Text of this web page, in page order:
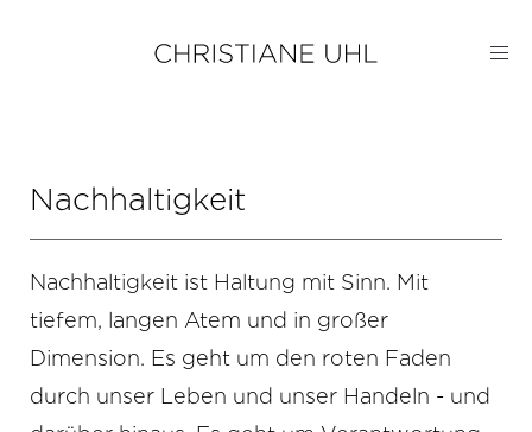
Nachhaltigkeit
Nachhaltigkeit ist Haltung mit Sinn. Mit
tiefem, langen Atem und in großer
Dimension. Es geht um den roten Faden
durch unser Leben und unser Handeln - und